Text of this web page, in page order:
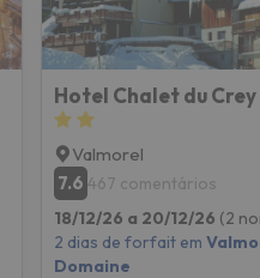
Hotel Chalet du Crey
Valmorel
7.6 467 comentários
18/12/26 a 20/12/26 (2
2 dias de forfait em
Domaine